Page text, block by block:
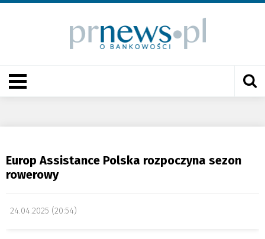
Europ Assistance Polska rozpoczyna sezon
rowerowy
24.04.2025 (20:54)